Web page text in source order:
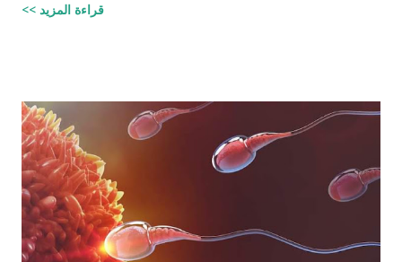
الحصص وذلك لأنه في حالات مُعَيَّنة يكون مجموع حصص الورثة أكثر
القرآن الكريم مقدار حصص الوارثين المحتمل وجودهم على الغالب
أثناء تقسيم الميراث، فمثلاً ترث الأخت نصف مقدار الأخ الشقيق ولكن
هناك الكثير من الاحتمالات لوجود عدة أنواع من الورثة في نفس الوقت
مثل (أخ، أخت، عّم، جد حفيد وكذا) وبطبيعة الحال ليس من المعقول
افتراض تفصيل آيات القرآن الكريم لكل الحالات التي فيها تراكيب
مختلفة من الوارثين، وإلِّا لصار القرآن مُجَلَّدات من الحسابات
قراءة المزيد >>